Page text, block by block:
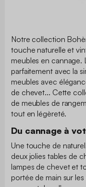
Notre collection
touche naturelle et
meubles en cannage.
parfaitement avec la
meubles avec
de chevet... Cette
de meubles de
tout en légèreté.
Du cannage à
Une touche de
deux jolies tables de
lampes de chevet et
portée de main sur